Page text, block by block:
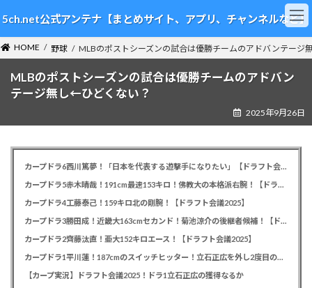
ン
テ
ン
ツ
ビ
ゲ
ー
シ
5ch.net公式アンテナ【まとめサイト、アプリ、チャンネルなど】
HOME 野球 MLBのポストシーズンの試合は優勝チームのアドバンテージ
MLBのポストシーズンの試合は優勝チームのアドバン
テージ無し←ひどくない？
2025年9月26日
カープドラ6西川篤夢！「日本を代表する遊撃手になりたい」【ドラフト会議2025】
カープドラ5赤木晴哉！191cm最速153キロ！佛教大の本格派右腕！【ドラフト会議2025】
カープドラ4工藤泰己！159キロ北の剛腕！【ドラフト会議2025】
カープドラ3勝田成！近畿大163cmセカンド！菊池涼介の後継者候補！【ドラフト会議2025】
カープドラ2齊藤汰直！亜大152キロエース！【ドラフト会議2025】
カープドラ1平川蓮！187cmのスイッチヒッター！立石正広を外し2度目の重複も新井監督がクジを引き当てる！【ドラフト会議2025】
【カープ実況】ドラフト会議2025！ドラ1立石正広の獲得なるか